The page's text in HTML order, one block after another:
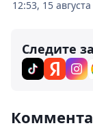
12:53, 15
Следите